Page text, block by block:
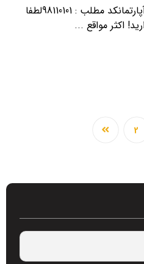
قانون منع نگهداری سگ در آپارتمانکد مطلب : 98110101لطفا
اکثر مواقع ...
2